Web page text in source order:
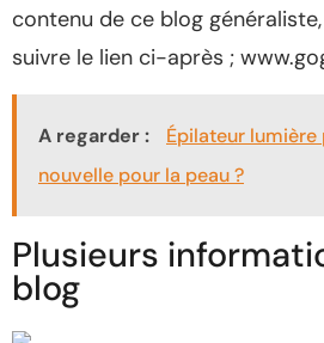
contenu de ce blog généraliste,
suivre le lien ci-après ;
A regarder :
Épilateur lumière
nouvelle pour la peau ?
Plusieurs
blog